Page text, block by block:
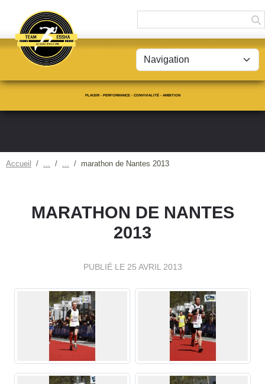
PLAISIR - PERFORMANCE - CONVIVIALITÉ - AMBITION
Accueil marathon de Nantes 2013
MARATHON DE NANTES
2013
PUBLIÉ LE 25 AVRIL 2013